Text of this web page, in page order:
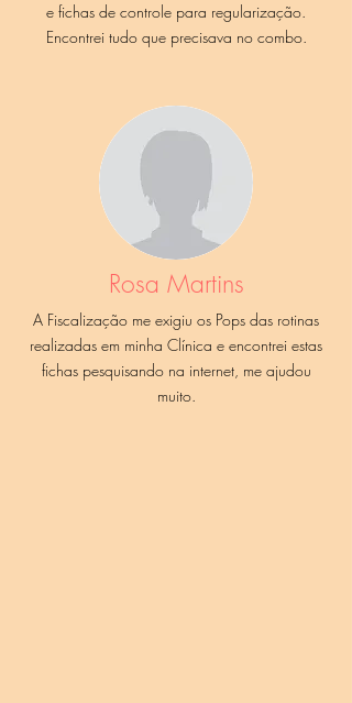
e fichas de controle para regularização.
Encontrei tudo que precisava no combo.
Rosa Martins
A Fiscalização me exigiu os Pops das rotinas
realizadas em minha Clínica e encontrei estas
fichas pesquisando na internet, me ajudou
muito.